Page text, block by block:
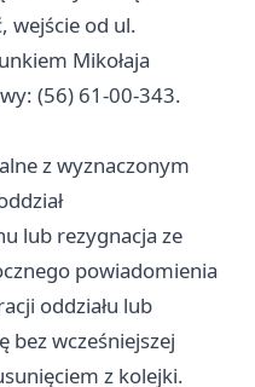
wejście od ul.
Mikołaja
(56) 61-00-343.
z wyznaczonym
lub rezygnacja ze
powiadomienia
oddziału lub
bez wcześniejszej
z kolejki.